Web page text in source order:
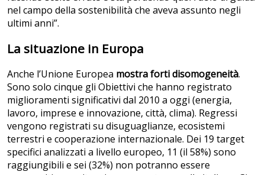
nel campo della sostenibilità che aveva assunto negli
ultimi anni”.
La situazione in Europa
Anche l’Unione Europea mostra forti disomogeneità.
Sono solo cinque gli Obiettivi che hanno registrato
miglioramenti significativi dal 2010 a oggi (energia,
lavoro, imprese e innovazione, città, clima). Regressi
vengono registrati su disuguaglianze, ecosistemi
terrestri e cooperazione internazionale. Dei 19 target
specifici analizzati a livello europeo, 11 (il 58%) sono
raggiungibili e sei (32%) non potranno essere